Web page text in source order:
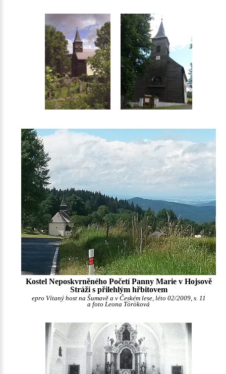
Kostel Neposkvrněného Početí Panny Marie v Hojsově
Stráži s přilehlým hřbitovem
epro Vítaný host na Šumavě a v Českém lese, léto 02/2009, s. 11
a foto Leona Töröková